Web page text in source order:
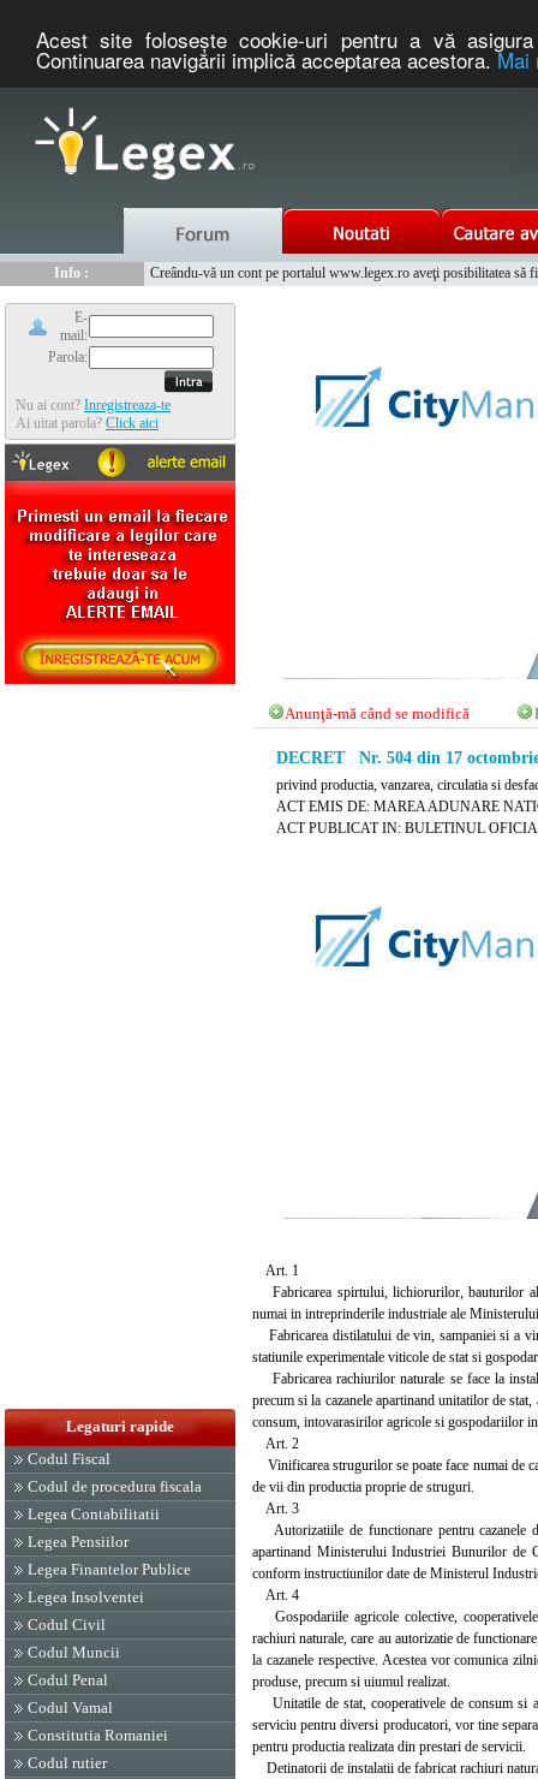
Acest site foloseşte cookie-uri pentru a vă
Continuarea navigării implică acceptarea acestora.Mai
Info :
Creându-vă un cont pe portalul www.legex.ro aveţi posibilitatea să
E-
mail:
Parola:
Nu ai cont? Inregistreaza-te
Ai uitat parola? Click aici
Legaturi rapide
Codul Fiscal
Codul de procedura fiscala
Legea Contabilitatii
Legea Pensiilor
Legea Finantelor Publice
Legea Insolventei
Codul Civil
Codul Muncii
Codul Penal
Codul Vamal
Constitutia Romaniei
Codul rutier
Anunţă-mă când se modifică
DECRET Nr. 504 din 17
privind productia, vanzarea, circulatia si
ACT EMIS DE: MAREA ADUNARE
ACT PUBLICAT IN: BULETINUL
Art. 1
Fabricarea spirtului, lichiorurilor, bauturilor
numai in intreprinderile industriale ale
Fabricarea distilatului de vin, sampaniei si a
statiunile experimentale viticole de stat si
Fabricarea rachiurilor naturale se face la
precum si la cazanele apartinand unitatilor de
consum, intovarasirilor agricole si gospodariilor
Art. 2
Vinificarea strugurilor se poate face numai de
de vii din productia proprie de struguri.
Art. 3
Autorizatiile de functionare pentru cazanele
apartinand Ministerului Industriei Bunurilor de
conform instructiunilor date de Ministerul
Art. 4
Gospodariile agricole colective,
rachiuri naturale, care au autorizatie de
la cazanele respective. Acestea vor comunica
produse, precum si uiumul realizat.
Unitatile de stat, cooperativele de consum si
serviciu pentru diversi producatori, vor tine
pentru productia realizata din prestari de servicii.
Detinatorii de instalatii de fabricat rachiuri